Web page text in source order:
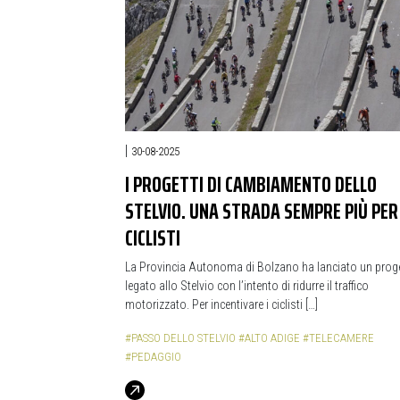
| 30-08-2025
I PROGETTI DI CAMBIAMENTO DELLO
STELVIO. UNA STRADA SEMPRE PIÙ PER
CICLISTI
La Provincia Autonoma di Bolzano ha lanciato un
legato allo Stelvio con l’intento di ridurre il traffico
motorizzato. Per incentivare i ciclisti […]
#PASSO DELLO STELVIO #ALTO ADIGE #TELECAMERE
#PEDAGGIO